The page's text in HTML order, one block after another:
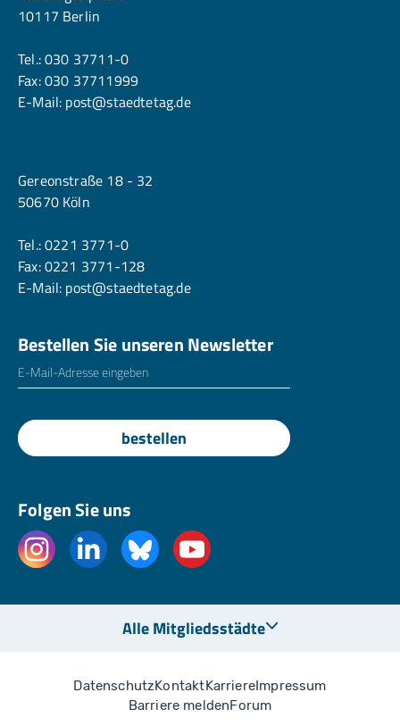
10117 Berlin
Tel.:030 37711-0
Fax: 030 37711999
E-Mail: post@staedtetag.de
Gereonstraße 18 - 32
50670 Köln
Tel.:0221 3771-0
Fax: 0221 3771-128
E-Mail: post@staedtetag.de
Bestellen Sie unseren Newsletter
E-Mailadresse
bestellen
Folgen Sie uns
Alle Mitgliedsstädte
DatenschutzKontaktKarriereImpressum
Barriere meldenForum